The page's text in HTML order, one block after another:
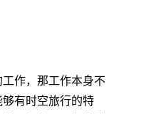
作，那工作本身不
有时空旅行的特